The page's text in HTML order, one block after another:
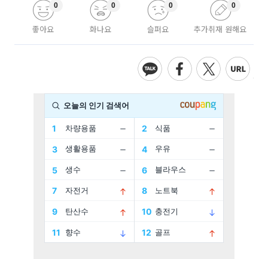
좋아요
0
화나요
0
슬퍼요
0
추가취재 원해요
0